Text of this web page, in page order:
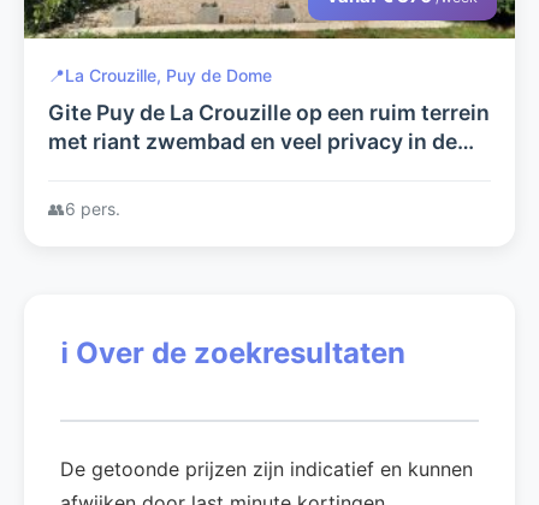
📍La Crouzille, Puy de Dome
Gite Puy de La Crouzille op een ruim terrein
met riant zwembad en veel privacy in de
relaxte vakantie.
👥6 pers.
ℹ️ Over de zoekresultaten
De getoonde prijzen zijn indicatief en kunnen